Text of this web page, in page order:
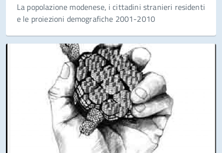
La popolazione modenese, i cittadini stranieri residenti
e le proiezioni demografiche 2001-2010